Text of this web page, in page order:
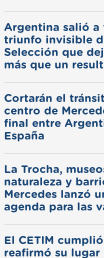
Argentina salió a
triunfo invisible
Selección que
más que un
Cortarán el
centro de
final entre
España
La Trocha,
naturaleza y
Mercedes lanzó
agenda para las
El CETIM
reafirmó su lugar